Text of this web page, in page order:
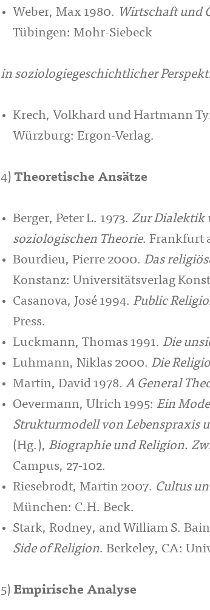
Weber, Max 1980. Wirtschaft und
Tübingen: Mohr-Siebeck
in soziologiegeschichtlicher
Krech, Volkhard und Hartmann
Würzburg: Ergon-Verlag.
4) Theoretische Ansätze
Berger, Peter L. 1973. Zur Dialektik
soziologischen Theorie. Frankfurt
Bourdieu, Pierre 2000. Das
Konstanz: Universitätsverlag
Casanova, José 1994. Public
Press.
Luckmann, Thomas 1991. Die
Luhmann, Niklas 2000. Die
Martin, David 1978. A General
Oevermann, Ulrich 1995: Ein
Strukturmodell von Lebenspraxis
(Hg.), Biographie und Religion.
Campus, 27-102.
Riesebrodt, Martin 2007. Cultus
München: C.H. Beck.
Stark, Rodney, and William S.
Side of Religion. Berkeley, CA:
5) Empirische Analyse